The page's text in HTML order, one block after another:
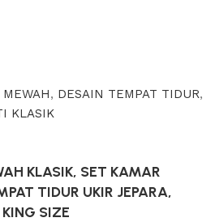
, DESAIN TEMPAT TIDUR,
KLASIK
KLASIK, SET KAMAR
TIDUR UKIR JEPARA,
SIZE